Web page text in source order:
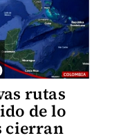
rutas
de lo
cierran